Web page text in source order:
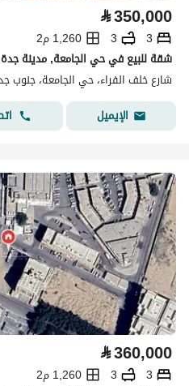
⃁350,000
3
3
1,260 م2
شقة للبيع في حي الجامعة, مدينة
شارع خلف الفراء، حي الجامعة، جنوب
الإيميل
⃁360,000
3
3
1,260 م2